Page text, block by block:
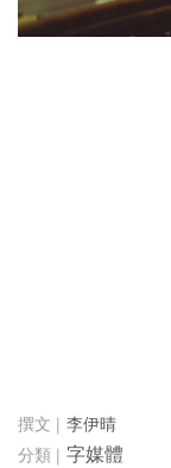
李伊晴
字媒體